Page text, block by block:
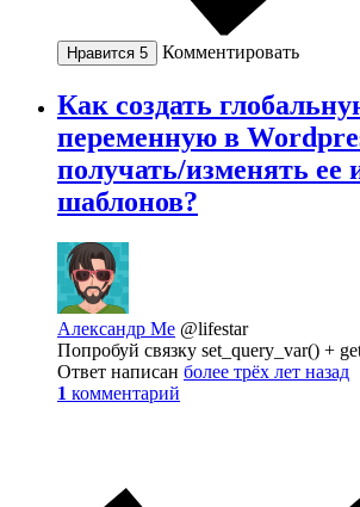
Нравится 5 Комментировать
Как создать
переменную в
получать/изменять ее
шаблонов?
Александр Ме @lifestar
Попробуй связку set_query_var() +
Ответ написан более трёх лет назад
1 комментарий